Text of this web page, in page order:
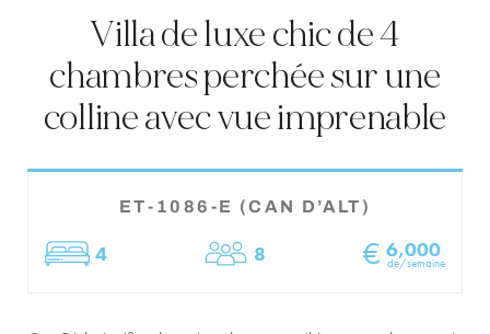
EXPÉRIENCES
LOCATION DE VOITURES
FLOTTE DE BATEAUX
GUIDE DE L’ÎLE
ACTUALITÉS
Villa de luxe chic de 4
chambres perchée sur une
colline avec vue imprenable
Can D’Alt
ET-1086-E (CAN D’ALT)
Chambres
4 Dormir
8 € 6,000
de/semaine